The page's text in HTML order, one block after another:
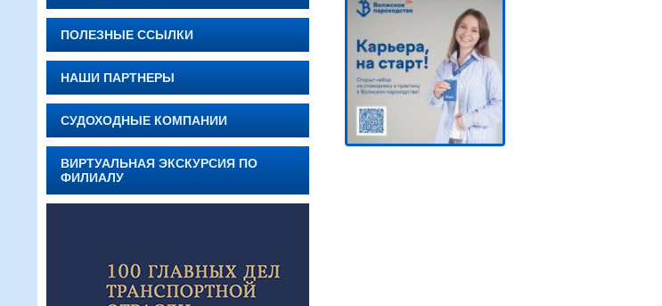
ПОЛЕЗНЫЕ ССЫЛКИ
НАШИ ПАРТНЕРЫ
СУДОХОДНЫЕ КОМПАНИИ
ВИРТУАЛЬНАЯ ЭКСКУРСИЯ ПО
ФИЛИАЛУ